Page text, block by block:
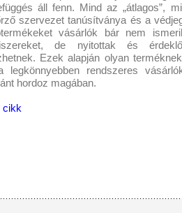
áll fenn. Mind az „átlagos”,
szervezet tanúsítványa és a
vásárlók bár nem
de nyitottak és
Ezek alapján olyan
legkönnyebben rendszeres
hordoz magában.
cikk